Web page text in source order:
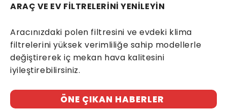
ARAÇ VE EV FİLTRELERİNİ YENİLEYİN
Aracınızdaki polen filtresini ve evdeki klima
filtrelerini yüksek verimliliğe sahip modellerle
değiştirerek iç mekan hava kalitesini
iyileştirebilirsiniz.
ÖNE ÇIKAN HABERLER